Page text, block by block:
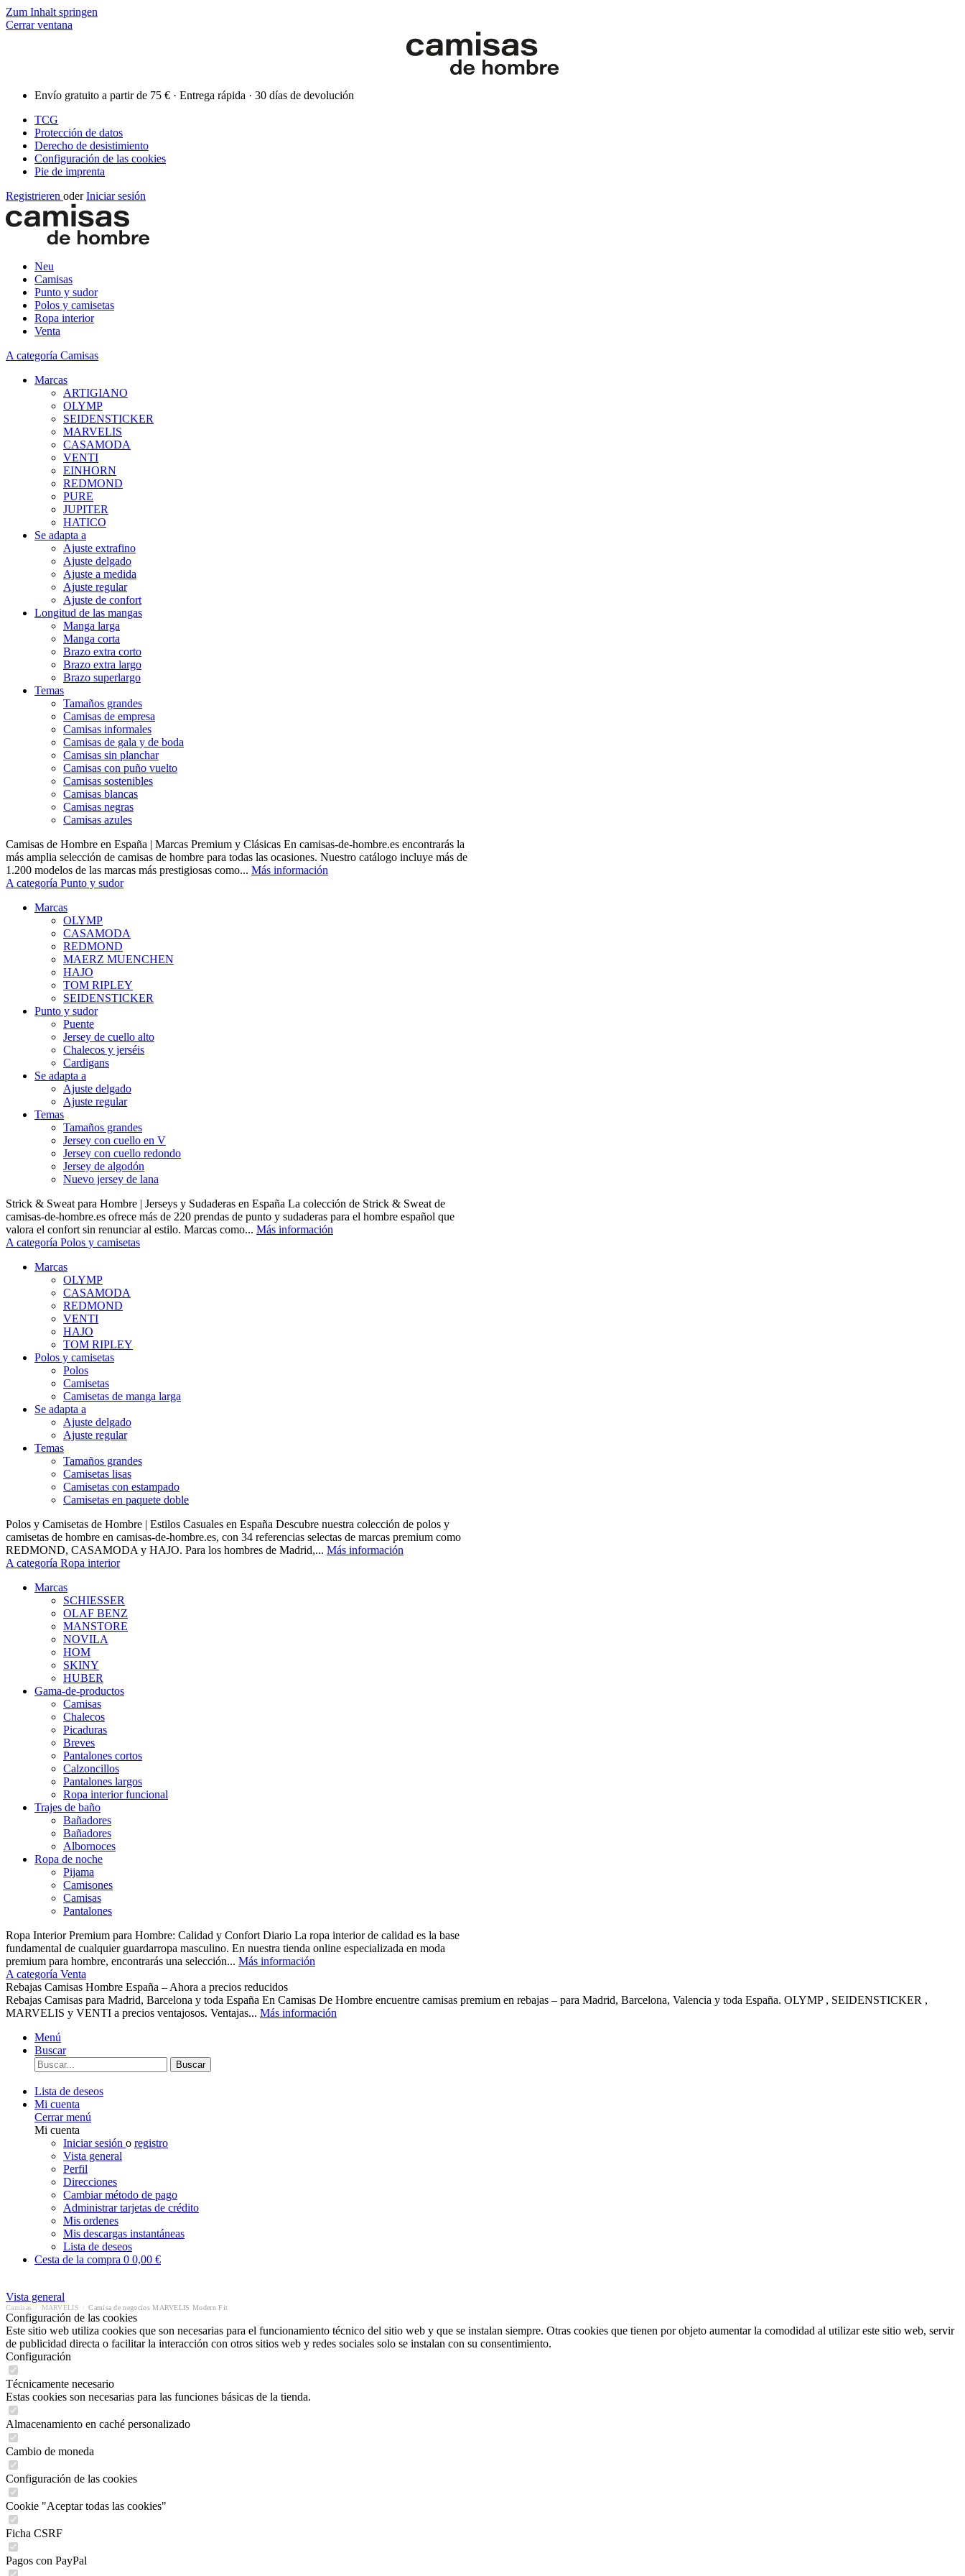
Zum Inhalt springen
Cerrar ventana
Envío gratuito a partir de 75 € · Entrega rápida · 30 días de devolución
TCG
Protección de datos
Derecho de desistimiento
Configuración de las cookies
Pie de imprenta
Registrieren oder Iniciar sesión
Neu
Camisas
Punto y sudor
Polos y camisetas
Ropa interior
Venta
A categoría Camisas
Marcas
ARTIGIANO
OLYMP
SEIDENSTICKER
MARVELIS
CASAMODA
VENTI
EINHORN
REDMOND
PURE
JUPITER
HATICO
Se adapta a
Ajuste extrafino
Ajuste delgado
Ajuste a medida
Ajuste regular
Ajuste de confort
Longitud de las mangas
Manga larga
Manga corta
Brazo extra corto
Brazo extra largo
Brazo superlargo
Temas
Tamaños grandes
Camisas de empresa
Camisas informales
Camisas de gala y de boda
Camisas sin planchar
Camisas con puño vuelto
Camisas sostenibles
Camisas blancas
Camisas negras
Camisas azules
Camisas de Hombre en España | Marcas Premium y Clásicas En camisas-de-hombre.es encontrarás la
más amplia selección de camisas de hombre para todas las ocasiones. Nuestro catálogo incluye más de
1.200 modelos de las marcas más prestigiosas como... Más información
A categoría Punto y sudor
Marcas
OLYMP
CASAMODA
REDMOND
MAERZ MUENCHEN
HAJO
TOM RIPLEY
SEIDENSTICKER
Punto y sudor
Puente
Jersey de cuello alto
Chalecos y jerséis
Cardigans
Se adapta a
Ajuste delgado
Ajuste regular
Temas
Tamaños grandes
Jersey con cuello en V
Jersey con cuello redondo
Jersey de algodón
Nuevo jersey de lana
Strick & Sweat para Hombre | Jerseys y Sudaderas en España La colección de Strick & Sweat de
camisas-de-hombre.es ofrece más de 220 prendas de punto y sudaderas para el hombre español que
valora el confort sin renunciar al estilo. Marcas como... Más información
A categoría Polos y camisetas
Marcas
OLYMP
CASAMODA
REDMOND
VENTI
HAJO
TOM RIPLEY
Polos y camisetas
Polos
Camisetas
Camisetas de manga larga
Se adapta a
Ajuste delgado
Ajuste regular
Temas
Tamaños grandes
Camisetas lisas
Camisetas con estampado
Camisetas en paquete doble
Polos y Camisetas de Hombre | Estilos Casuales en España Descubre nuestra colección de polos y
camisetas de hombre en camisas-de-hombre.es, con 34 referencias selectas de marcas premium como
REDMOND, CASAMODA y HAJO. Para los hombres de Madrid,... Más información
A categoría Ropa interior
Marcas
SCHIESSER
OLAF BENZ
MANSTORE
NOVILA
HOM
SKINY
HUBER
Gama-de-productos
Camisas
Chalecos
Picaduras
Breves
Pantalones cortos
Calzoncillos
Pantalones largos
Ropa interior funcional
Trajes de baño
Bañadores
Bañadores
Albornoces
Ropa de noche
Pijama
Camisones
Camisas
Pantalones
Ropa Interior Premium para Hombre: Calidad y Confort Diario La ropa interior de calidad es la base
fundamental de cualquier guardarropa masculino. En nuestra tienda online especializada en moda
premium para hombre, encontrarás una selección... Más información
A categoría Venta
Rebajas Camisas Hombre España – Ahora a precios reducidos
Rebajas Camisas para Madrid, Barcelona y toda España En Camisas De Hombre encuentre camisas premium en rebajas – para Madrid, Barcelona, Valencia y toda España. OLYMP , SEIDENSTICKER ,
MARVELIS y VENTI a precios ventajosos. Ventajas... Más información
Menú
Buscar
Buscar
Lista de deseos
Mi cuenta
Cerrar menú
Mi cuenta
Iniciar sesión o registro
Vista general
Perfil
Direcciones
Cambiar método de pago
Administrar tarjetas de crédito
Mis ordenes
Mis descargas instantáneas
Lista de deseos
Cesta de la compra 0 0,00 €
Vista general
Camisas MARVELIS Camisa de negocios MARVELIS Modern Fit
Configuración de las cookies
Este sitio web utiliza cookies que son necesarias para el funcionamiento técnico del sitio web y que se instalan siempre. Otras cookies que tienen por objeto aumentar la comodidad al utilizar este sitio web, servir
de publicidad directa o facilitar la interacción con otros sitios web y redes sociales solo se instalan con su consentimiento.
Configuración
Técnicamente necesario
Estas cookies son necesarias para las funciones básicas de la tienda.
Almacenamiento en caché personalizado
Cambio de moneda
Configuración de las cookies
Cookie "Aceptar todas las cookies"
Ficha CSRF
Pagos con PayPal